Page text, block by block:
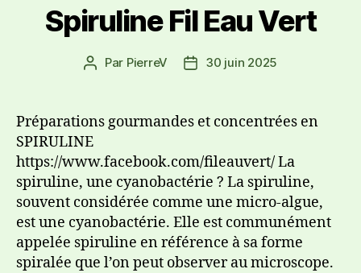
Spiruline Fil Eau Vert
Par PierreV 30 juin 2025
Préparations gourmandes et concentrées en
SPIRULINE
https://www.facebook.com/fileauvert/ La
spiruline, une cyanobactérie ? La spiruline,
souvent considérée comme une micro-algue,
est une cyanobactérie. Elle est communément
appelée spiruline en référence à sa forme
spiralée que l’on peut observer au microscope.